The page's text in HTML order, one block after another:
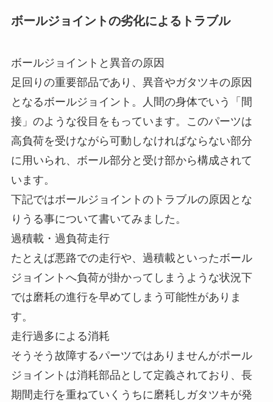
ボールジョイントの劣化によるトラブル
ボールジョイントと異音の原因
足回りの重要部品であり、異音やガタツキの原因
となるボールジョイント。人間の身体でいう「間
接」のような役目をもっています。このパーツは
高負荷を受けながら可動しなければならない部分
に用いられ、ボール部分と受け部から構成されて
います。
下記ではボールジョイントのトラブルの原因とな
りうる事について書いてみました。
過積載・過負荷走行
たとえば悪路での走行や、過積載といったボール
ジョイントへ負荷が掛かってしまうような状況下
では磨耗の進行を早めてしまう可能性がありま
す。
走行過多による消耗
そうそう故障するパーツではありませんがポール
ジョイントは消耗部品として定義されており、長
期間走行を重ねていくうちに磨耗しガタツキが発